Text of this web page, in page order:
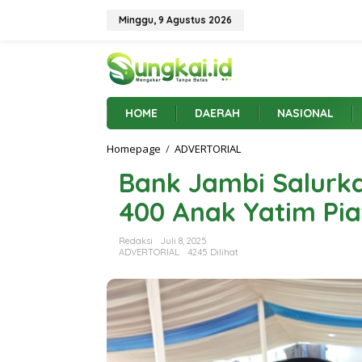
Minggu, 9 Agustus 2026
HOME DAERAH NASIONAL
Homepage / ADVERTORIAL
n
k
S
a
l
u
k
Bank Jambi
400 Anak Yatim
Redaksi
Juli 8, 2025
ADVERTORIAL
4245 Dilihat